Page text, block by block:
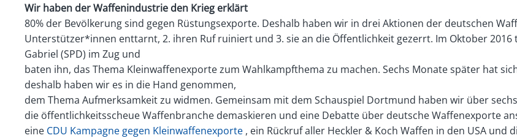
Wir haben der Waffenindustrie den Krieg erklärt
80% der Bevölkerung sind gegen Rüstungsexporte. Deshalb haben wir in drei Aktionen der deutschen
Unterstützer*innen enttarnt, 2. ihren Ruf ruiniert und 3. sie an die Öffentlichkeit gezerrt. Im Oktober
Gabriel (SPD) im Zug und
baten ihn, das Thema Kleinwaffenexporte zum Wahlkampfthema zu machen. Sechs Monate später hat
deshalb haben wir es in die Hand genommen,
dem Thema Aufmerksamkeit zu widmen. Gemeinsam mit dem Schauspiel Dortmund haben wir über
die öffentlichkeitsscheue Waffenbranche demaskieren und eine Debatte über deutsche Waffenexporte
eine CDU Kampagne gegen Kleinwaffenexporte , ein Rückruf aller Heckler & Koch Waffen in den USA